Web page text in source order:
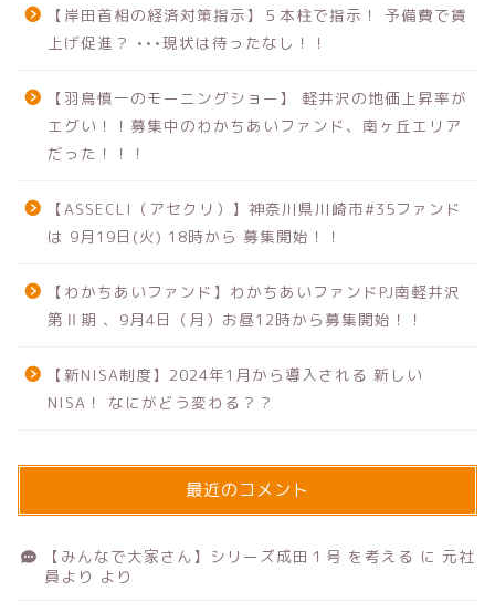
【岸田首相の経済対策指示】５本柱で指示！ 予備費で賃
上げ促進？ •••現状は待ったなし！！
【羽鳥慎一のモーニングショー】 軽井沢の地価上昇率が
エグい！！募集中のわかちあいファンド、南ヶ丘エリア
だった！！！
【ASSECLI（アセクリ）】神奈川県川崎市#35ファンド
は 9月19日(火) 18時から 募集開始！！
【わかちあいファンド】わかちあいファンドPJ南軽井沢
第Ⅱ期 、9月4日（月）お昼12時から募集開始！！
【新NISA制度】2024年1月から導入される 新しい
NISA！ なにがどう変わる？？
最近のコメント
【みんなで大家さん】シリーズ成田１号 を考える に 元社
員より より